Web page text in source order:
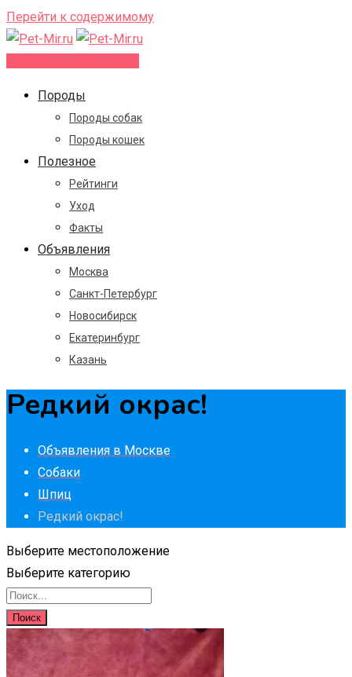
Перейти к содержимому
Породы
Породы собак
Породы кошек
Полезное
Рейтинги
Уход
Факты
Объявления
Москва
Санкт-Петербург
Новосибирск
Екатеринбург
Казань
Редкий окрас!
Объявления в Москве
Собаки
Шпиц
Редкий окрас!
Выберите местоположение
Выберите категорию
Поиск